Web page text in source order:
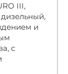
III,
и
с